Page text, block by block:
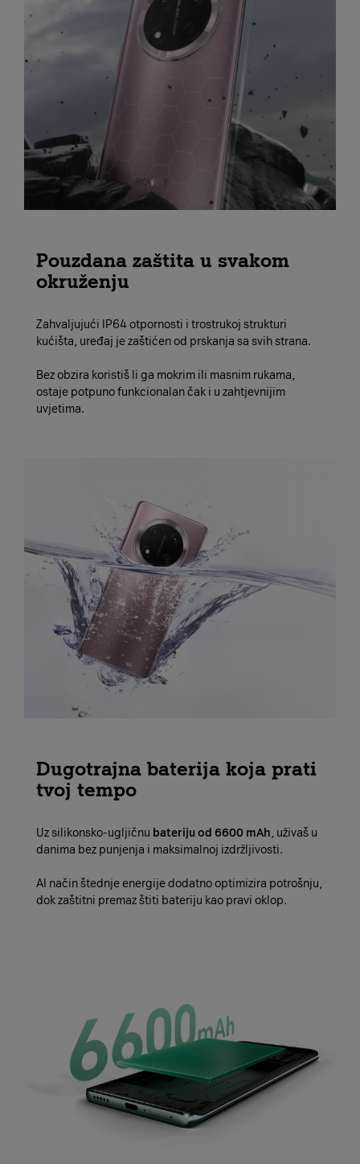
Pouzdana zaštita u svakom
okruženju
Zahvaljujući IP64 otpornosti i trostrukoj strukturi
kućišta, uređaj je zaštićen od prskanja sa svih strana.
Bez obzira koristiš li ga mokrim ili masnim rukama,
ostaje potpuno funkcionalan čak i u zahtjevnijim
uvjetima.
Dugotrajna baterija koja prati
tvoj tempo
Uz silikonsko-ugljičnu bateriju od 6600 mAh, uživaš u
danima bez punjenja i maksimalnoj izdržljivosti.
AI način štednje energije dodatno optimizira potrošnju,
dok zaštitni premaz štiti bateriju kao pravi oklop.